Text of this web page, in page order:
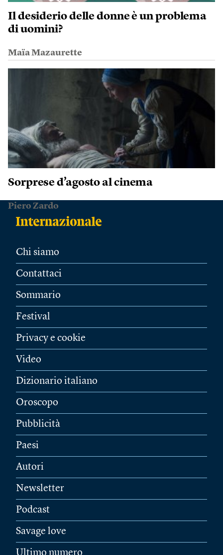
Il desiderio delle donne è un problema
di uomini?
Maïa Mazaurette
Sorprese d’agosto al cinema
Piero Zardo
Chi siamo
Contattaci
Sommario
Festival
Privacy e cookie
Video
Dizionario italiano
Oroscopo
Pubblicità
Paesi
Autori
Newsletter
Podcast
Savage love
Ultimo numero